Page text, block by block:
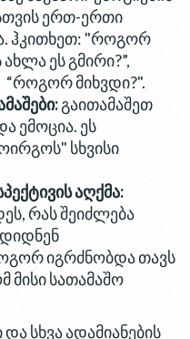
ერთ-ერთი
ჰკითხეთ: "როგორ
ეს გმირი?”,
“როგორ მიხვდი?".
გაითამაშეთ
ემოცია. ეს
სხვისი
აღქმა:
რას შეიძლება
იგრძნობდა თავს
მისი სათამაშო
სხვა ადამიანების